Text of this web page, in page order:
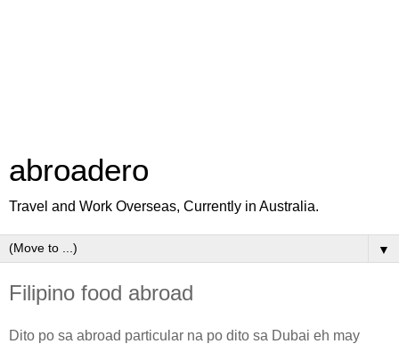
abroadero
Travel and Work Overseas, Currently in Australia.
▼
Filipino food abroad
Dito po sa abroad particular na po dito sa Dubai eh may